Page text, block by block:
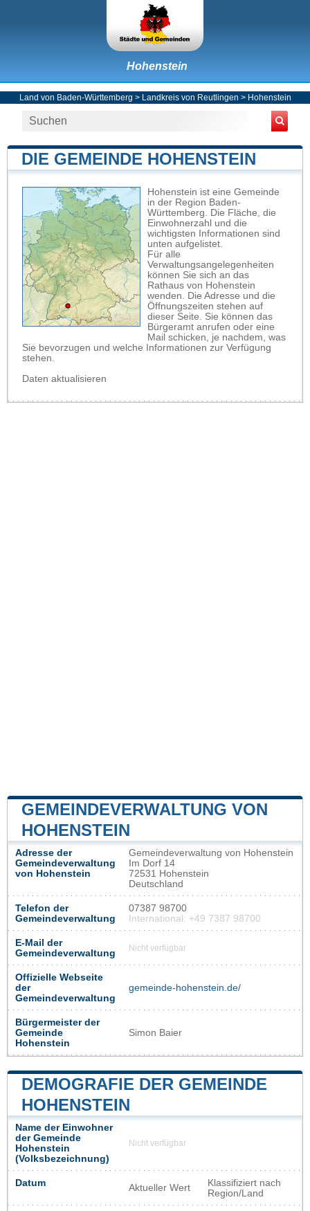
Hohenstein
Land von Baden-Württemberg > Landkreis von Reutlingen > Hohenstein
DIE GEMEINDE HOHENSTEIN
Hohenstein ist eine Gemeinde
in der Region Baden-
Württemberg. Die Fläche, die
Einwohnerzahl und die
wichtigsten Informationen sind
unten aufgelistet.
Für alle
Verwaltungsangelegenheiten
können Sie sich an das
Rathaus von Hohenstein
wenden. Die Adresse und die
Öffnungszeiten stehen auf
dieser Seite. Sie können das
Bürgeramt anrufen oder eine
Mail schicken, je nachdem, was
Sie bevorzugen und welche Informationen zur Verfügung
stehen.
Daten aktualisieren
GEMEINDEVERWALTUNG VON
HOHENSTEIN
Adresse der
Gemeindeverwaltung
von Hohenstein
Gemeindeverwaltung von Hohenstein
Im Dorf 14
72531 Hohenstein
Deutschland
Telefon der
Gemeindeverwaltung
07387 98700
International: +49 7387 98700
E-Mail der
Gemeindeverwaltung
Nicht verfügbar
Offizielle Webseite
der
Gemeindeverwaltung
gemeinde-hohenstein.de/
Bürgermeister der
Gemeinde
Hohenstein
Simon Baier
DEMOGRAFIE DER GEMEINDE
HOHENSTEIN
Name der Einwohner
der Gemeinde
Hohenstein
(Volksbezeichnung)
Nicht verfügbar
Datum Aktueller Wert
Klassifiziert nach
Region/Land